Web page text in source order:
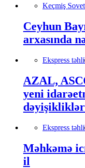
Keçmiş
Ceyhun
arxasında
Ekspress
AZAL,
yeni
Ekspress
Məhkəmə
il